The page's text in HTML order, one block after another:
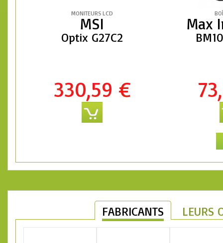
MONITEURS LCD
MSI
Optix G27C2
330,59 €
Max
FABRICANTS LEURS